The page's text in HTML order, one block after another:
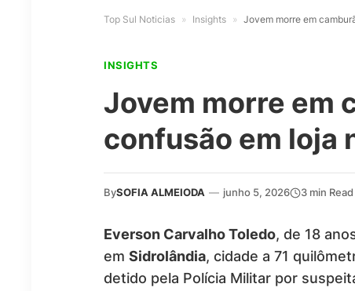
Top Sul Noticias » Insights » Jovem morre em
INSIGHTS
Jovem morre em
confusão em loja
BySOFIA ALMEIODA — junho 5, 2026 3 min Read
Everson Carvalho Toledo, de 18
em Sidrolândia, cidade a 71
detido pela Polícia Militar por